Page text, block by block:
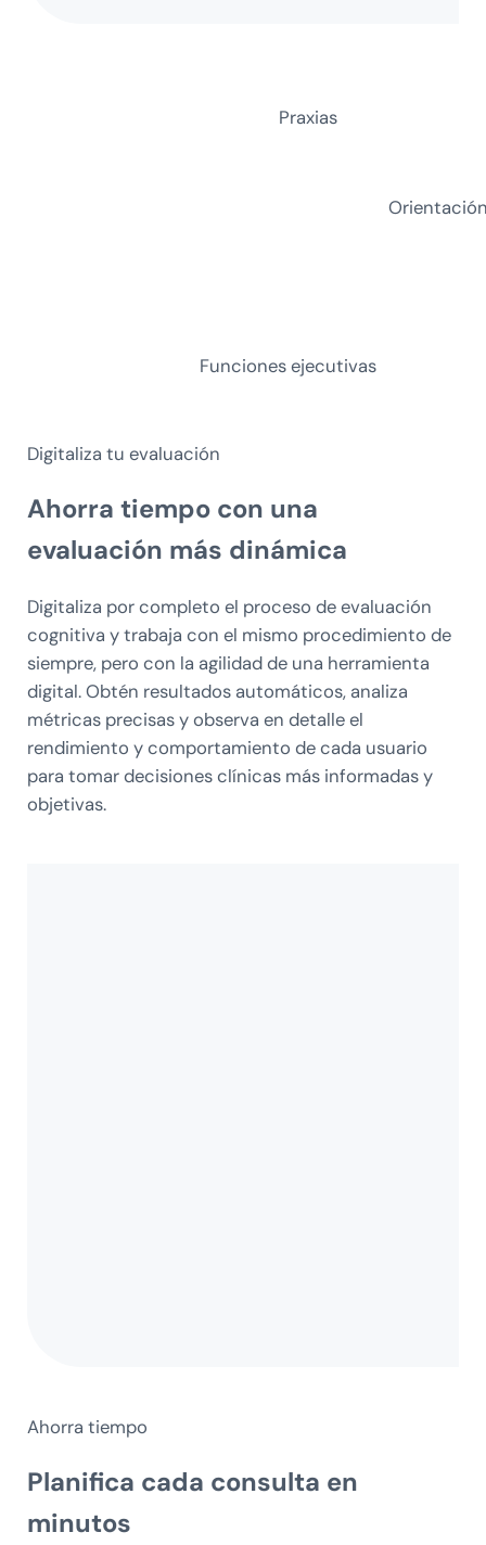
Praxias
Funciones ejecutivas
Digitaliza tu evaluación
Ahorra tiempo con una
evaluación más dinámica
Digitaliza por completo el proceso de evaluación
cognitiva y trabaja con el mismo procedimiento de
siempre, pero con la agilidad de una herramienta
digital. Obtén resultados automáticos, analiza
métricas precisas y observa en detalle el
rendimiento y comportamiento de cada usuario
para tomar decisiones clínicas más informadas y
objetivas.
Ahorra tiempo
Planifica cada consulta en
minutos